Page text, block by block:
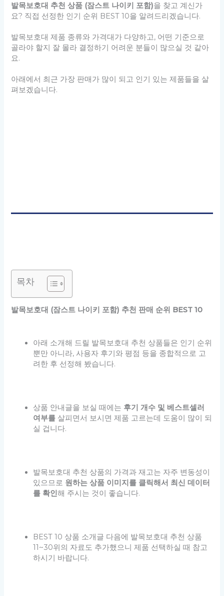
발목보호대 추천 상품 (잠스트 나이키 포함)을 찾고 계신가
요? 직접 선정한 인기 순위 BEST 10을 알려드리겠습니다.
발목보호대 제품 종류와 가격대가 다양하고, 어떤 기준으로
골라야 할지 잘 몰라 결정하기 어려운 분들이 많으실 것 같아
요.
아래에서 최근 가장 판매가 많이 되고 인기 있는 제품들을 살
펴보겠습니다.
목차
발목보호대 (잠스트 나이키 포함) 추천 판매 순위 BEST 10
아래 소개해 드릴 발목보호대 추천 상품들은 인기 순위
뿐만 아니라, 사용자 후기와 평점 등을 종합적으로 고
려한 후 선정해 봤습니다.
상품 안내글을 보실 때에는 후기 개수 및 베스트셀러
여부를 살피면서 보시면 제품 고르는데 도움이 많이 되
실 겁니다.
발목보호대 추천 상품의 가격과 재고는 자주 변동성이
있으므로 원하는 상품 이미지를 클릭해서 최신 데이터
를 확인해 주시는 것이 좋습니다.
BEST 10 상품 소개글 다음에 발목보호대 추천 상품
11~30위의 자료도 추가했으니 제품 선택하실 때 참고
하시기 바랍니다.